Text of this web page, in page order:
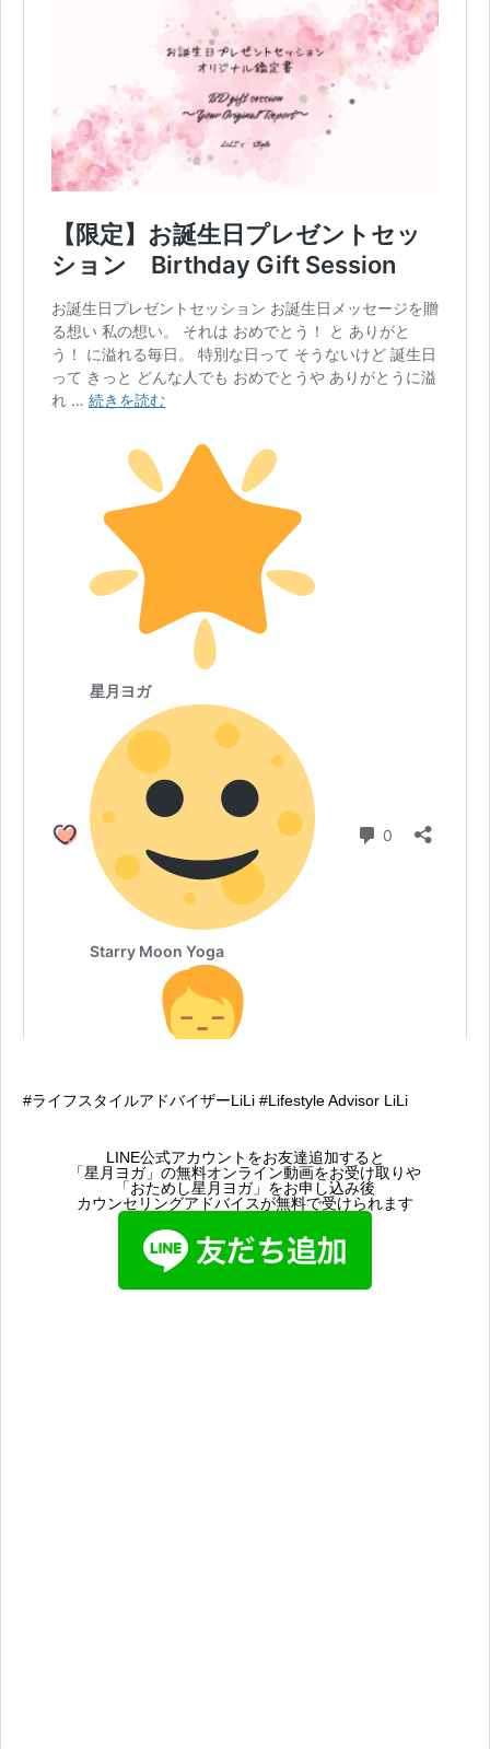
#ライフスタイルアドバイザーLiLi #Lifestyle Advisor LiLi
LINE公式アカウントをお友達追加すると
「星月ヨガ」の無料オンライン動画をお受け取りや
「おためし星月ヨガ」をお申し込み後
カウンセリングアドバイスが無料で受けられます